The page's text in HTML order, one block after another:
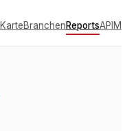
KarteBranchenReportsAPI